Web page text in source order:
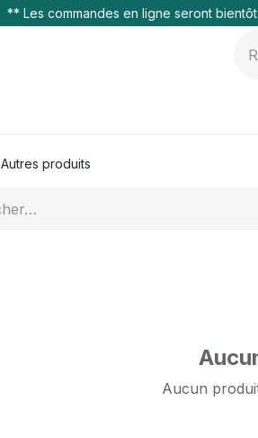
** Les commandes en ligne seront
Autres produits
Aucun